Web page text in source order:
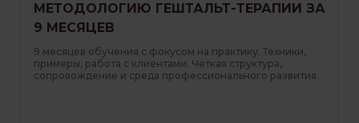
МЕТОДОЛОГИЮ ГЕШТАЛЬТ-ТЕРАПИИ ЗА
9 МЕСЯЦЕВ
9 месяцев обучения с фокусом на практику. Техники,
примеры, работа с клиентами. Четкая структура,
сопровождение и среда профессионального развития.